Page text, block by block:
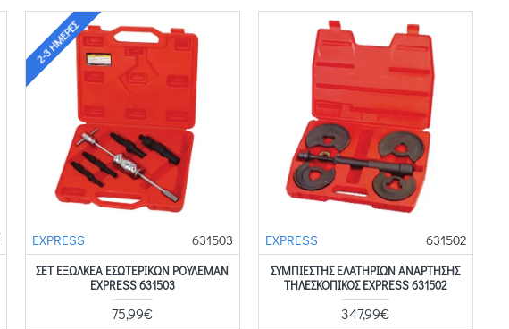
2-3 ΗΜΈΡΕΣ
EXPRESS 631503
ΣΕΤ ΕΞΩΛΚΕΑ ΕΣΩΤΕΡΙΚΩΝ ΡΟΥΛΕΜΑΝ
EXPRESS 631503
75,99€
EXPRESS 631502
ΣΥΜΠΙΕΣΤΗΣ ΕΛΑΤΗΡΙΩΝ ΑΝΑΡΤΗΣΗΣ
ΤΗΛΕΣΚΟΠΙΚΟΣ EXPRESS 631502
347,99€